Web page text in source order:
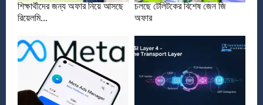
শিক্ষার্থীদের জন্য অফার নিয়ে আসছে
রিয়েলমি...
চলছে টেলিটকের বিশেষ জেন জি
অফার